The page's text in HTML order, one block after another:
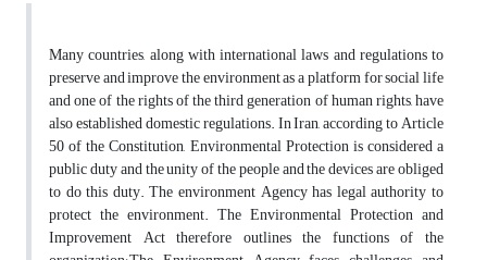
Many countries, along with international laws and regulations to
preserve and improve the environment as a platform for social life
and one of the rights of the third generation of human rights, have
also established domestic regulations. In Iran, according to Article
50 of the Constitution, Environmental Protection is considered a
public duty and the unity of the people and the devices are obliged
to do this duty. The environment Agency has legal authority to
protect the environment. The Environmental Protection and
Improvement Act therefore outlines the functions of the